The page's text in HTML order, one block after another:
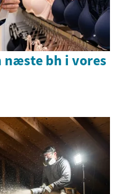
bh i vores